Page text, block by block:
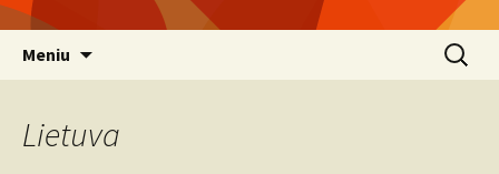
Meniu Ieškoti:
Lietuva